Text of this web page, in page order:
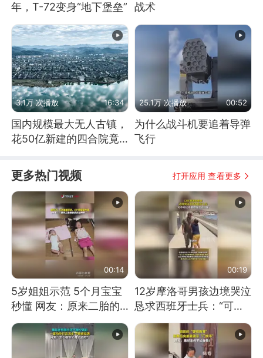
年，T-72变身“地下堡垒”
战术
3.1万 次播放 16:34
国内规模最大无人古镇，
花50亿新建的四合院竟
25.1万 次播放 00:52
为什么战斗机要追着导弹
飞行
更多热门视频 打开应用 查看更多
00:14
5岁姐姐示范 5个月宝宝
秒懂 网友：原来二胎的
快乐长这样
00:19
12岁摩洛哥男孩边境哭泣
恳求西班牙士兵：“可不
可以不要把我遣返回国”